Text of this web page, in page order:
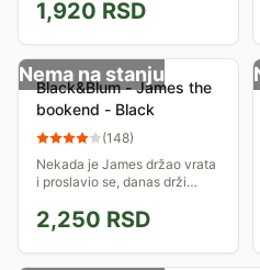
1,920 RSD
Nema na stanju
Black&Blum - James the
bookend - Black
(148)
Nekada je James držao vrata
i proslavio se, danas drži
da ne postoji preteran broj
knjiga za njegova ramena.
</b>
2,250 RSD